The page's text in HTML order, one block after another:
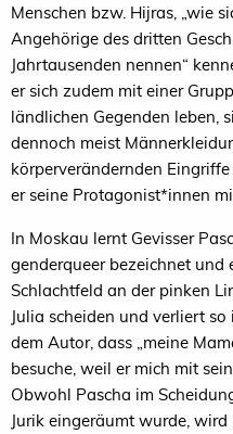
Menschen bzw. Hijras, „wie
Angehörige des dritten
Jahrtausenden nennen“
er sich zudem mit einer
ländlichen Gegenden leben,
dennoch meist
körperverändernden
er seine Protagonist*innen
In Moskau lernt Gevisser
genderqueer bezeichnet und
Schlachtfeld an der pinken
Julia scheiden und verliert
dem Autor, dass „meine
besuche, weil er mich mit
Obwohl Pascha im
Jurik eingeräumt wurde,